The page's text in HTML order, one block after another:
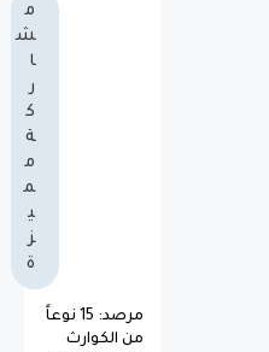
م
ش
ا
ر
ك
ة
م
م
ي
ز
ة
مرصد: 15 نوعاً
من الكوارث